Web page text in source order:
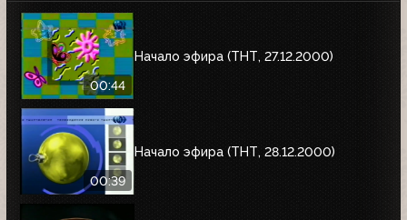
00:44
Начало эфира (ТНТ, 27.12.2000)
00:39
Начало эфира (ТНТ, 28.12.2000)